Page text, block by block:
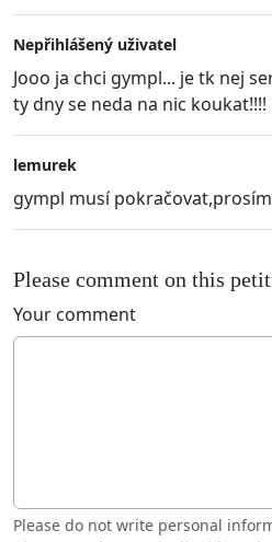
Nepřihlášený uživatel
Jooo ja chci gympl... je tk nej
ty dny se neda na nic koukat!!!!
lemurek
gympl musí pokračovat,prosím
Please comment on this
Your comment
Please do not write personal